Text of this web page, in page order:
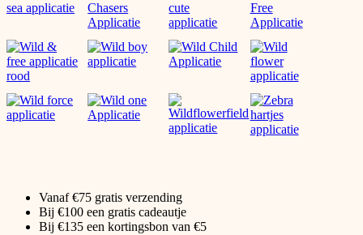
Vanaf €75 gratis verzending
Bij €100 een gratis cadeautje
Bij €135 een kortingsbon van €5